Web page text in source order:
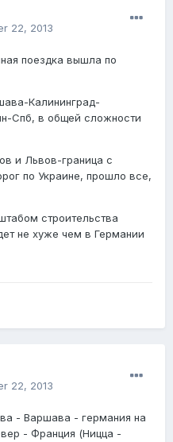
22, 2013
поездка вышла по
Калининград-
Спб, в общей сложности
и Львов-граница с
по Украине, прошло все,
строительства
не хуже чем в Германии
22, 2013
- Варшава - германия на
- Франция (Ницца -